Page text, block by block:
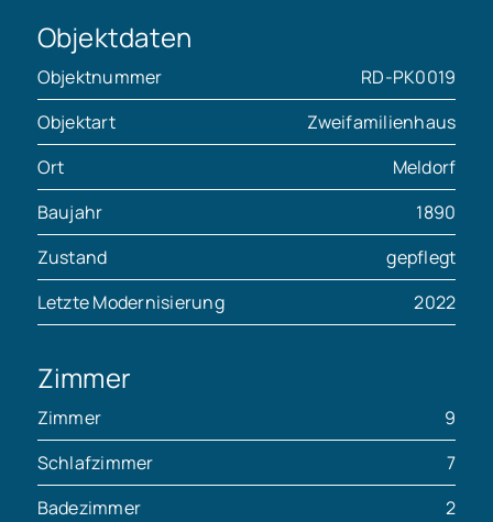
Objektdaten
Objektnummer
RD-PK0019
Objektart
Zweifamilienhaus
Ort
Meldorf
Baujahr
1890
Zustand
gepflegt
Letzte Modernisierung
2022
Zimmer
Zimmer
9
Schlafzimmer
7
Badezimmer
2